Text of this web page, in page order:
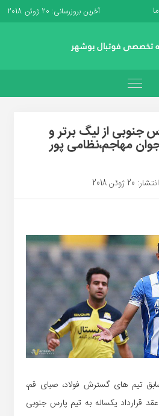
آخرین بروزرسانی: 20 ژوئن 2018
جنوبی از لیگ برتر و
مهاجم،نظامی پور
ژوئن 2018
تیم های گسترش فولاد، صبای قم،
قرارداد یکساله به تیم پارس جنوبی